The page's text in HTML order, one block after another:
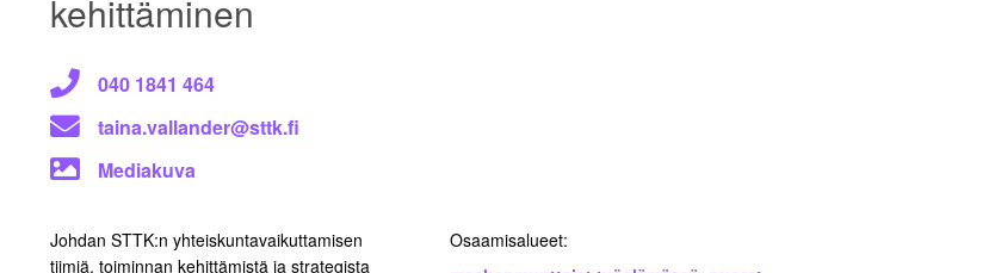
kehittäminen
040 1841 464
taina.vallander@sttk.fi
Mediakuva
Johdan STTK:n yhteiskuntavaikuttamisen
tiimiä, toiminnan kehittämistä ja strategista
Osaamisalueet: